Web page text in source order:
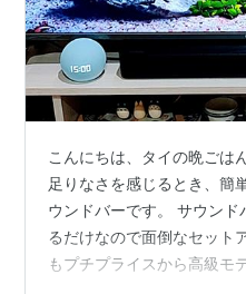
こんにちは、タイの晩ごは
足りなさを感じるとき、簡
ウンドバーです。 サウン
るだけなので面倒なセット
もプチプライスから高級モ